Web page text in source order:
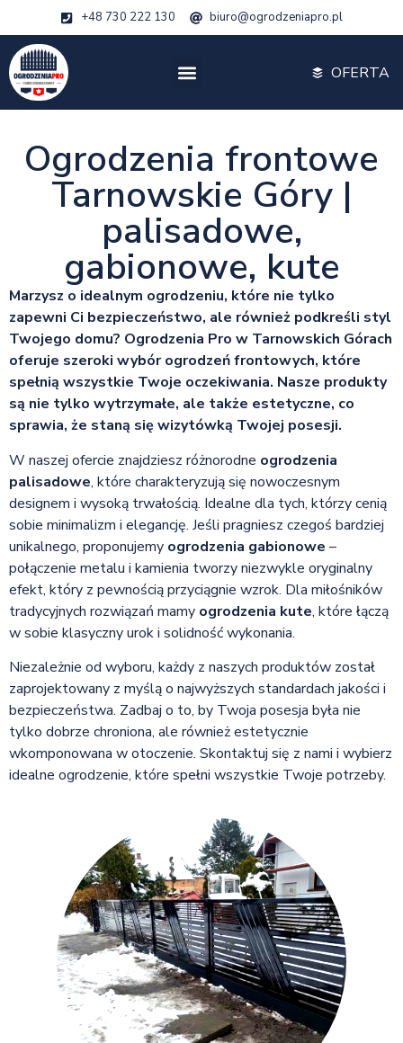
+48 730 222 130 biuro@ogrodzeniapro.pl
OFERTA
Ogrodzenia frontowe
Tarnowskie Góry |
palisadowe,
gabionowe, kute
Marzysz o idealnym ogrodzeniu, które nie tylko
zapewni Ci bezpieczeństwo, ale również podkreśli styl
Twojego domu? Ogrodzenia Pro w Tarnowskich Górach
oferuje szeroki wybór ogrodzeń frontowych, które
spełnią wszystkie Twoje oczekiwania. Nasze produkty
są nie tylko wytrzymałe, ale także estetyczne, co
sprawia, że staną się wizytówką Twojej posesji.
W naszej ofercie znajdziesz różnorodne ogrodzenia
palisadowe, które charakteryzują się nowoczesnym
designem i wysoką trwałością. Idealne dla tych, którzy cenią
sobie minimalizm i elegancję. Jeśli pragniesz czegoś bardziej
unikalnego, proponujemy ogrodzenia gabionowe –
połączenie metalu i kamienia tworzy niezwykle oryginalny
efekt, który z pewnością przyciągnie wzrok. Dla miłośników
tradycyjnych rozwiązań mamy ogrodzenia kute, które łączą
w sobie klasyczny urok i solidność wykonania.
Niezależnie od wyboru, każdy z naszych produktów został
zaprojektowany z myślą o najwyższych standardach jakości i
bezpieczeństwa. Zadbaj o to, by Twoja posesja była nie
tylko dobrze chroniona, ale również estetycznie
wkomponowana w otoczenie. Skontaktuj się z nami i wybierz
idealne ogrodzenie, które spełni wszystkie Twoje potrzeby.